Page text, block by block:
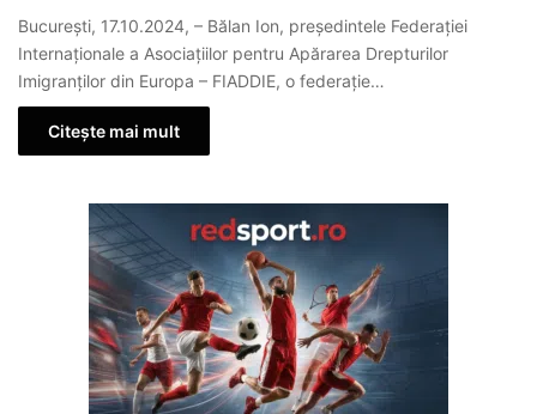
București, 17.10.2024, – Bălan Ion, președintele Federației
Internaționale a Asociațiilor pentru Apărarea Drepturilor
Imigranților din Europa – FIADDIE, o federație…
Citește mai mult